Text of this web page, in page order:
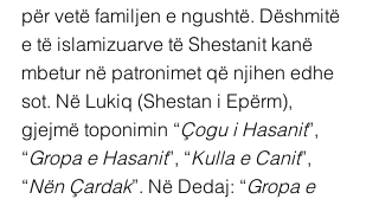
për vetë familjen e ngushtë. Dëshmitë
e të islamizuarve të Shestanit kanë
mbetur në patronimet që njihen edhe
sot. Në Lukiq (Shestan i Epërm),
gjejmë toponimin “Çogu i Hasanit”,
“Gropa e Hasanit”, “Kulla e Canit”,
“Nën Çardak”. Në Dedaj: “Gropa e